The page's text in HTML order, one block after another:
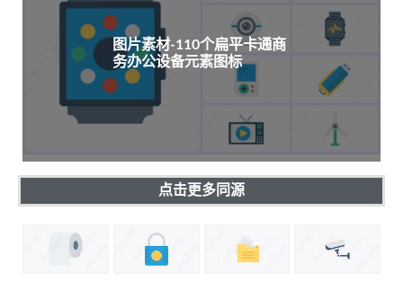
图片素材-110个扁平卡通商
务办公设备元素图标
点击更多同源